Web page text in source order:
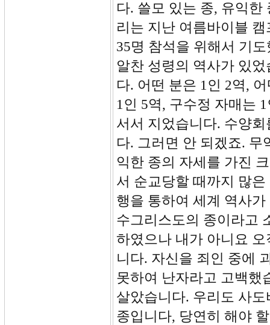
다. 쓸모 있는 종, 유익한
리는 지난 여름바이블
35명 참석을 위해서 기
알찬 성령의 역사가 있
다. 어떤 분은 1인 2역,
1인 5역, 구수정 자매는
서서 지었습니다. 수양
다. 그러면 안 되겠죠.
익한 종의 자세를 가진
서 순교당할 때까지 많
행을 통하여 세계 역사
수그리스도의 종이라고
하였으나 내가 아니요
니다. 자신을 죄인 중에
못하여 난자라고 고백했
살았습니다. 우리도 사
종입니다, 당연히 해야